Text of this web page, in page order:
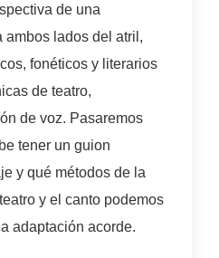
de una
ambos lados del atril,
fonéticos y literarios
de teatro,
de voz. Pasaremos
tener un guion
y qué métodos de la
y el canto podemos
adaptación acorde.